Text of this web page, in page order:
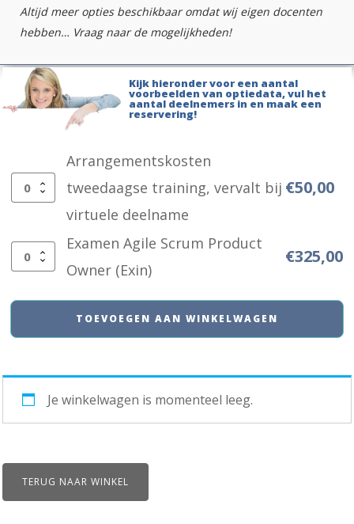
Altijd meer opties beschikbaar omdat wij eigen docenten
hebben… Vraag naar de mogelijkheden!
Kijk hieronder voor een aantal
voorbeelden van optiedata, vul het
aantal deelnemers in en maak een
reservering!
Arrangementskosten
tweedaagse
training,
vervalt
bij
aantal
Arrangementskosten
tweedaagse training, vervalt bij
virtuele deelname
€50,00
Examen
Product
(Exin)
aantal
Examen Agile Scrum Product
Owner (Exin)
€325,00
TOEVOEGEN AAN WINKELWAGEN
Je winkelwagen is momenteel leeg.
TERUG NAAR WINKEL